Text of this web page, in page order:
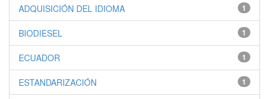
1
ADQUISICIÓN DEL IDIOMA
1
BIODIESEL
1
ECUADOR
1
ESTANDARIZACIÓN